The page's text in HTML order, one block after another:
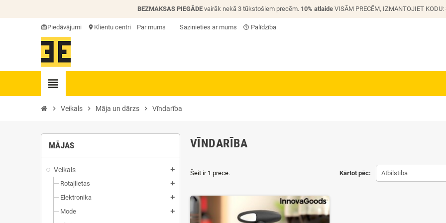
BEZMAKSAS PIEGĀDE vairāk nekā 3 tūkstošiem precēm. 10% atlaide VISĀM PRECĒM, IZMANTOJIET KODU:
card_giftcardPiedāvājumi location_onKlientu centri Par mums Sazinieties ar mums help_outline Palīdzība
view_headline
chevron_right Veikals chevron_right Māja un dārzs chevron_right Vīndarība
MĀJAS
Veikals add
Rotaļlietas add
Elektronika add
Mode add
VĪNDARĪBA
Kārtot pēc: Atbilstība
Šeit ir 1 prece.